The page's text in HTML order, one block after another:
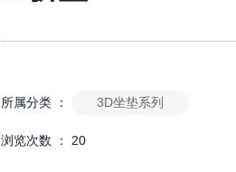
所属分类 ： 3D坐垫系列
浏览次数 ：20